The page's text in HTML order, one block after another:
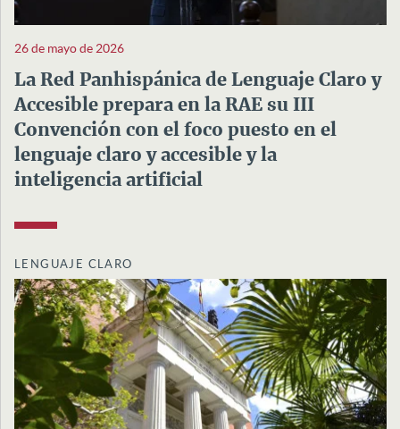
26 de mayo de 2026
La Red Panhispánica de Lenguaje Claro y
Accesible prepara en la RAE su III
Convención con el foco puesto en el
lenguaje claro y accesible y la
inteligencia artificial
LENGUAJE CLARO